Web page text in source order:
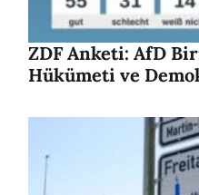
ZDF Anketi: AfD
Hükümeti ve